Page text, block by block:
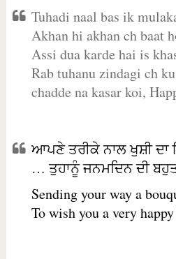
Tuhadi naal bas ik
Akhan hi akhan ch baat
Assi dua karde hai is
Rab tuhanu zindagi ch
chadde na kasar koi,
ਆਪਣੇ ਤਰੀਕੇ ਨਾਲ ਖੁਸ਼ੀ
… ਤੁਹਾਨੂੰ ਜਨਮਦਿਨ ਦੀ
Sending your way a
To wish you a very